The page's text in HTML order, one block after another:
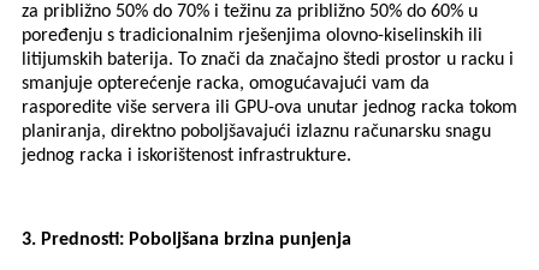
za približno 50% do 70% i težinu za približno 50% do 60% u
poređenju s tradicionalnim rješenjima olovno-kiselinskih ili
litijumskih baterija. To znači da značajno štedi prostor u racku i
smanjuje opterećenje racka, omogućavajući vam da
rasporedite više servera ili GPU-ova unutar jednog racka tokom
planiranja, direktno poboljšavajući izlaznu računarsku snagu
jednog racka i iskorištenost infrastrukture.
3. Prednosti: Poboljšana brzina punjenja